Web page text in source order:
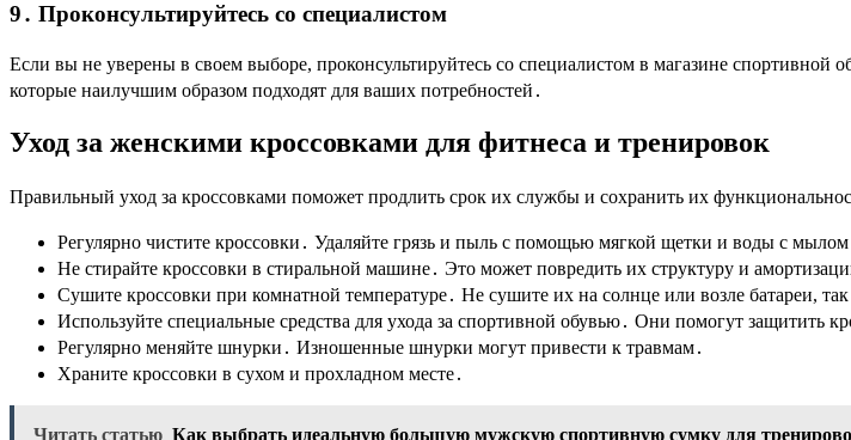
9․ Проконсультируйтесь со специалистом
Если вы не уверены в своем выборе, проконсультируйтесь со специалистом в магазине
которые наилучшим образом подходят для ваших потребностей․
Уход за женскими кроссовками для фитнеса и тренировок
Правильный уход за кроссовками поможет продлить срок их службы и сохранить их
Регулярно чистите кроссовки․ Удаляйте грязь и пыль с помощью мягкой щетки и воды с
Не стирайте кроссовки в стиральной машине․ Это может повредить их структуру и
Сушите кроссовки при комнатной температуре․ Не сушите их на солнце или возле батареи,
Используйте специальные средства для ухода за спортивной обувью․ Они помогут защитить
Регулярно меняйте шнурки․ Изношенные шнурки могут привести к травмам․
Храните кроссовки в сухом и прохладном месте․
Читать статью Как выбрать идеальную большую мужскую спортивную сумку для